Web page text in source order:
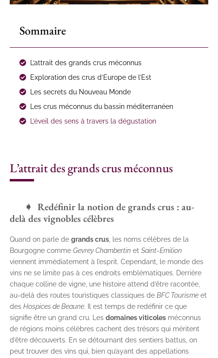
Sommaire
L’attrait des grands crus méconnus
Exploration des crus d’Europe de l’Est
Les secrets du Nouveau Monde
Les crus méconnus du bassin méditerranéen
L’éveil des sens à travers la dégustation
L’attrait des grands crus méconnus
Redéfinir la notion de grands crus : au-
delà des vignobles célèbres
Quand on parle de grands crus , les noms célèbres de la
Bourgogne comme Gevrey Chambertin et Saint-Emilion
viennent immédiatement à l’esprit. Cependant, le monde des
vins ne se limite pas à ces endroits emblématiques. Derrière
chaque colline de vigne, une histoire attend d’être racontée,
au-delà des routes touristiques classiques de BFC Tourisme et
des Hospices de Beaune. Il est temps de redéfinir ce que
signifie être un grand cru. Les domaines viticoles méconnus
de régions moins célèbres cachent des trésors qui méritent
d’être découverts. En se détournant des sentiers battus, on
peut trouver des vins qui, bien qu’ayant des appellations